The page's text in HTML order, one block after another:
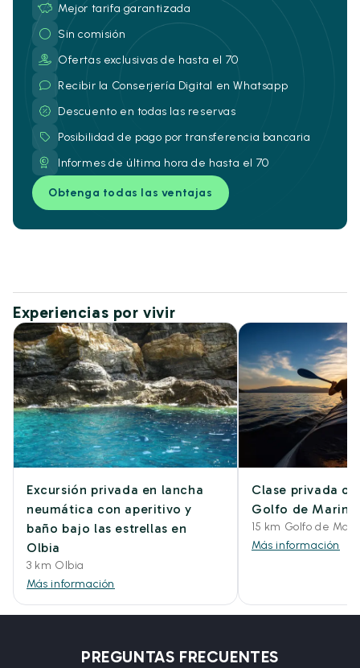
Mejor tarifa garantizada
Sin comisión
Ofertas exclusivas de hasta el 70
Recibir la Conserjería Digital en Whatsapp
Descuento en todas las reservas
Posibilidad de pago por transferencia bancaria
Informes de última hora de hasta el 70
Obtenga todas las ventajas
Experiencias por vivir
Excursión privada en lancha
neumática con aperitivo y
baño bajo las estrellas en
Olbia
3 km Olbia
Más información
Clase privada
Golfo de
15 km Golfo de
Más información
PREGUNTAS FRECUENTES